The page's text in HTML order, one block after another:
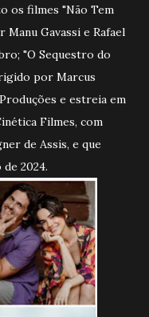
os filmes "Não Tem
Gavassi e Rafael
"O Sequestro do
por Marcus
e estreia em
Filmes, com
de Assis, e que
2024.